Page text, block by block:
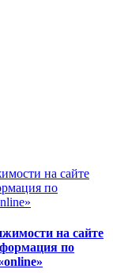
на сайте
по
на сайте
по